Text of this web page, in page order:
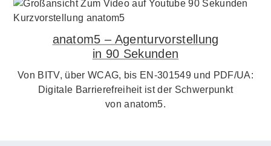
anatom5 – Agenturvorstellung
in 90 Sekunden
Von BITV, über WCAG, bis EN-301549 und PDF/UA:
Digitale Barrierefreiheit ist der Schwerpunkt
von anatom5.